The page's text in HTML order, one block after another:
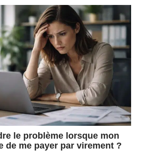
le problème lorsque mon
de me payer par virement ?